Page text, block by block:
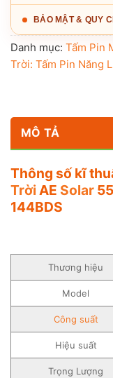
BẢO MẬT & QUY
Danh mục: Tấm Pin
Trời: Tấm Pin Năng
MÔ TẢ
Thông số kĩ
Trời AE Solar
144BDS
Thương hiệu
Model
Công suất
Hiệu suất
Trọng Lượng